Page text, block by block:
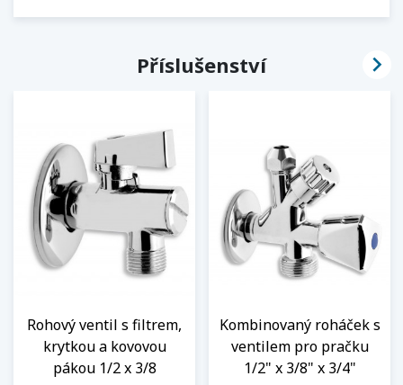
Příslušenství
Rohový ventil s filtrem,
krytkou a kovovou
pákou 1/2 x 3/8
Kombinovaný roháček s
ventilem pro pračku
1/2" x 3/8" x 3/4"
